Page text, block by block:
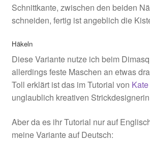
Schnittkante, zwischen den beiden
schneiden, fertig ist angeblich die
Häkeln
Diese Variante nutze ich beim
allerdings feste Maschen an etwas
Toll erklärt ist das im Tutorial von
unglaublich kreativen
Aber da es ihr Tutorial nur auf
meine Variante auf Deutsch: